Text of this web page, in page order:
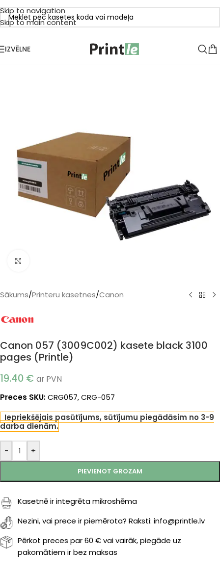
Skip to navigation
Skip to main content
IZVĒLNE
Sākums/Printeru kasetnes/Canon
Canon 057 (3009C002) kasete black 3100
pages (Printle)
19.40 € ar PVN
Preces SKU:CRG057, CRG-057
Iepriekšējais pasūtījums, sūtījumu piegādāsim no 3-9
darba dienām.
- +
PIEVIENOT GROZAM
Kasetnē ir integrēta mikroshēma
Nezini, vai prece ir piemērota? Raksti: info@printle.lv
Pērkot preces par 60 € vai vairāk, piegāde uz
pakomātiem ir bez maksas